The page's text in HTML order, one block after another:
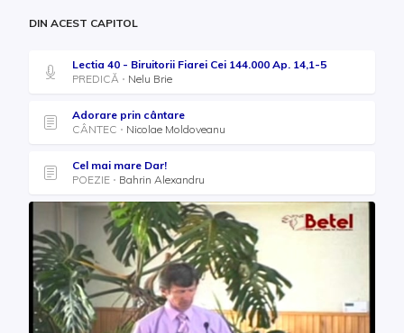
DIN ACEST CAPITOL
Lectia 40 - Biruitorii Fiarei Cei 144.000 Ap. 14,1-5
PREDICĂ
Nelu Brie
Adorare prin cântare
CÂNTEC
Nicolae Moldoveanu
Cel mai mare Dar!
POEZIE
Bahrin Alexandru